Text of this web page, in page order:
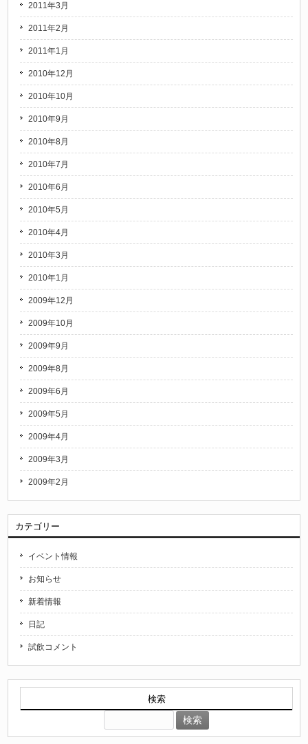
2011年3月
2011年2月
2011年1月
2010年12月
2010年10月
2010年9月
2010年8月
2010年7月
2010年6月
2010年5月
2010年4月
2010年3月
2010年1月
2009年12月
2009年10月
2009年9月
2009年8月
2009年6月
2009年5月
2009年4月
2009年3月
2009年2月
カテゴリー
イベント情報
お知らせ
新着情報
日記
試飲コメント
検索
索: